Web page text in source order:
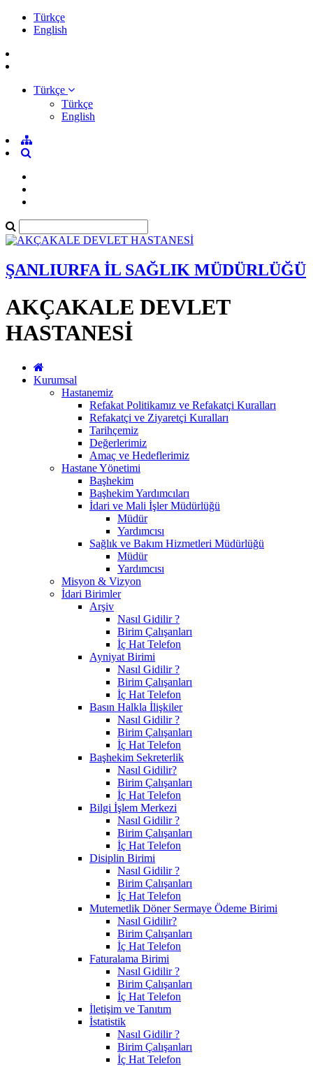
Türkçe
English
Türkçe
Türkçe
English
ŞANLIURFA İL SAĞLIK MÜDÜRLÜĞÜ
AKÇAKALE DEVLET
HASTANESİ
Kurumsal
Hastanemiz
Refakat Politikamız ve Refakatçi Kuralları
Refakatçi ve Ziyaretçi Kuralları
Tarihçemiz
Değerlerimiz
Amaç ve Hedeflerimiz
Hastane Yönetimi
Başhekim
Başhekim Yardımcıları
İdari ve Mali İşler Müdürlüğü
Müdür
Yardımcısı
Sağlık ve Bakım Hizmetleri Müdürlüğü
Müdür
Yardımcısı
Misyon & Vizyon
İdari Birimler
Arşiv
Nasıl Gidilir ?
Birim Çalışanları
İç Hat Telefon
Ayniyat Birimi
Nasıl Gidilir ?
Birim Çalışanları
İç Hat Telefon
Basın Halkla İlişkiler
Nasıl Gidilir ?
Birim Çalışanları
İç Hat Telefon
Başhekim Sekreterlik
Nasıl Gidilir?
Birim Çalışanları
İç Hat Telefon
Bilgi İşlem Merkezi
Nasıl Gidilir ?
Birim Çalışanları
İç Hat Telefon
Disiplin Birimi
Nasıl Gidilir ?
Birim Çalışanları
İç Hat Telefon
Mutemetlik Döner Sermaye Ödeme Birimi
Nasıl Gidilir?
Birim Çalışanları
İç Hat Telefon
Faturalama Birimi
Nasıl Gidilir ?
Birim Çalışanları
İç Hat Telefon
İletişim ve Tanıtım
İstatistik
Nasıl Gidilir ?
Birim Çalışanları
İç Hat Telefon